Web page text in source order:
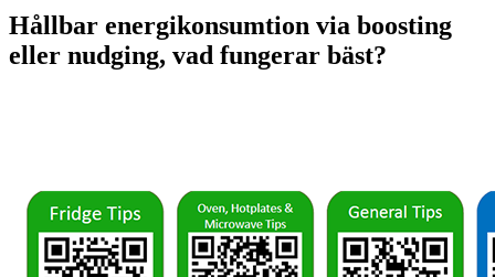
Hållbar energikonsumtion via boosting
eller nudging, vad fungerar bäst?